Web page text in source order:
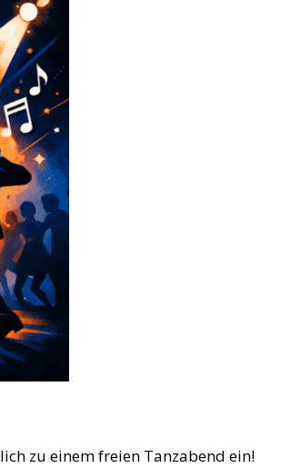
zu einem freien Tanzabend ein!